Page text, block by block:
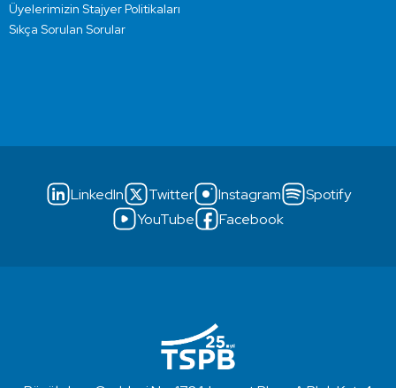
Üyelerimizin Stajyer Politikaları
Sıkça Sorulan Sorular
LinkedIn Twitter Instagram
Spotify
YouTube
Facebook